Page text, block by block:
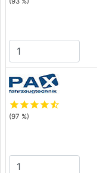
starstarstarstarstar_half
(97 %)